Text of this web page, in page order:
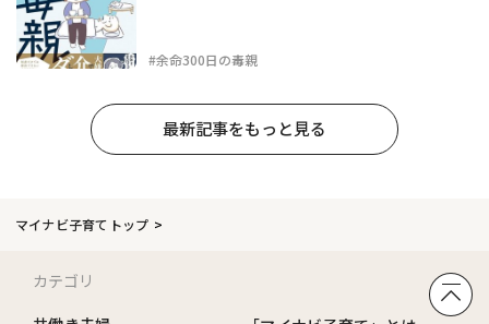
#余命300日の毒親
最新記事をもっと見る
マイナビ子育てトップ
カテゴリ